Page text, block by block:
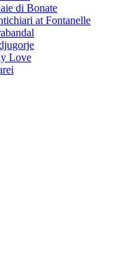
di Bonate
at Fontanelle
Love